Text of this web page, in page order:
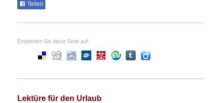
Teilen
Empfehlen Sie diese Seite auf:
Lektüre für den Urlaub